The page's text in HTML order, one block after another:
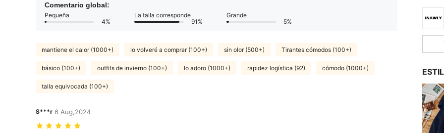
Comentario global:
Pequeña
4%
La talla corresponde
91%
Grande
5%
mantiene el calor (1000+) lo volveré a comprar (100+) sin olor (500+) Tirantes cómodos (100+)
básico (100+) outfits de invierno (100+) lo adoro (1000+) rapidez logística (92) cómodo (1000+)
talla equivocada (100+)
S***r 6 Aug,2024